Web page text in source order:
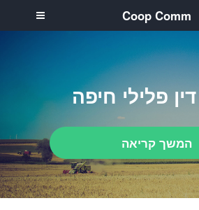
פלילי חיפה
המשך קריאה
Coop Comm